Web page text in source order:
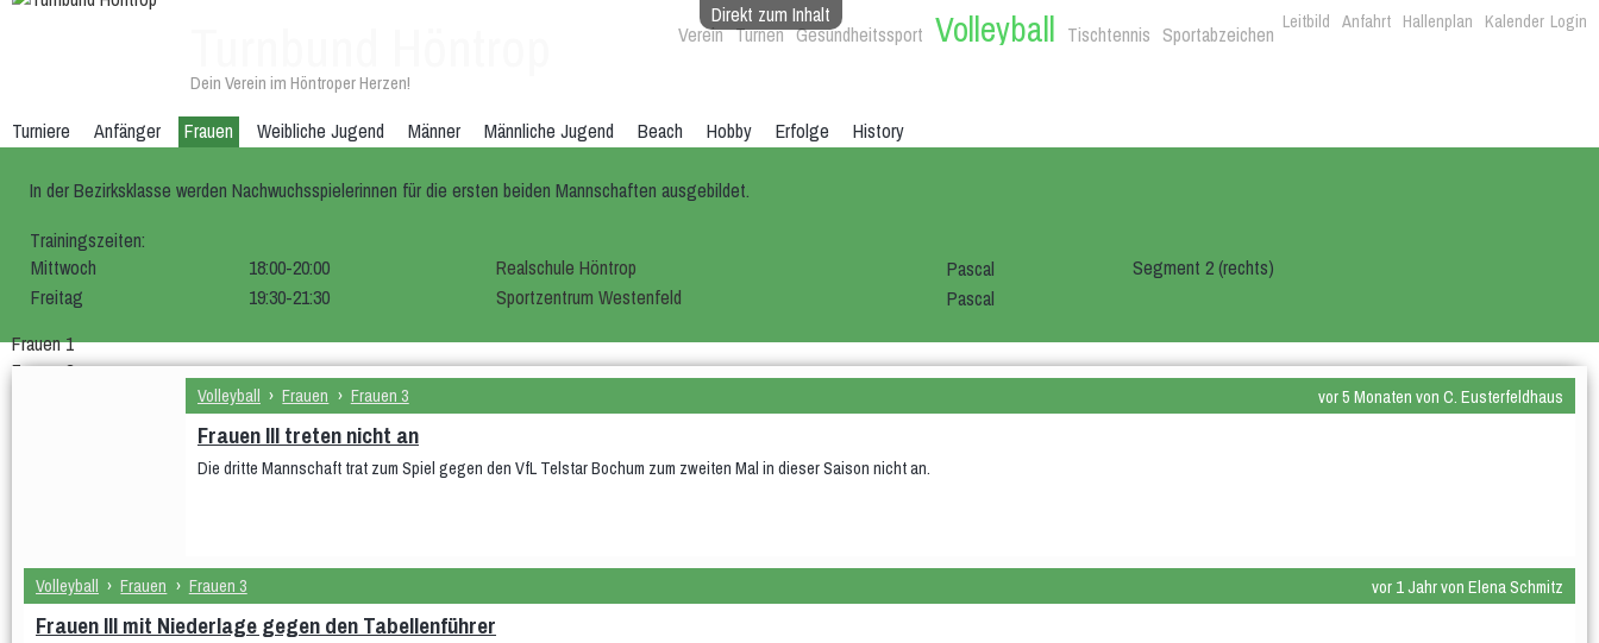
Direkt zum Inhalt Login
Leitbild Anfahrt Hallenplan Kalender
Dein Verein im Höntroper Herzen!
Verein Turnen Gesundheitssport Volleyball Tischtennis Sportabzeichen
Turniere Anfänger Frauen Weibliche Jugend Männer Männliche Jugend Beach Hobby Erfolge History
In der Bezirksklasse werden Nachwuchsspielerinnen für die ersten beiden Mannschaften ausgebildet.
Trainingszeiten:
Mittwoch
18:00-20:00 Realschule Höntrop Pascal
Segment 2 (rechts)
Freitag
19:30-21:30 Sportzentrum Westenfeld
Pascal
Frauen 1
Frauen 2
Volleyball › Frauen › Frauen 3 vor 5 Monaten von C. Eusterfeldhaus
Frauen III treten nicht an
Die dritte Mannschaft trat zum Spiel gegen den VfL Telstar Bochum zum zweiten Mal in dieser Saison nicht an.
Volleyball › Frauen › Frauen 3 vor 1 Jahr von Elena Schmitz
Frauen III mit Niederlage gegen den Tabellenführer